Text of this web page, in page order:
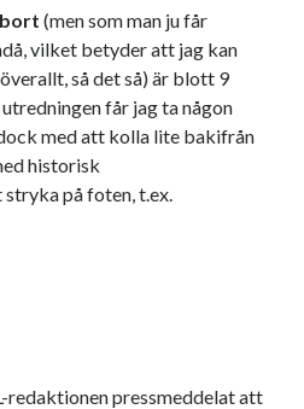
(men som man ju får
vilket betyder att jag kan
så det så) är blott 9
får jag ta någon
med att kolla lite bakifrån
historisk
på foten, t.ex.
redaktionen pressmeddelat att